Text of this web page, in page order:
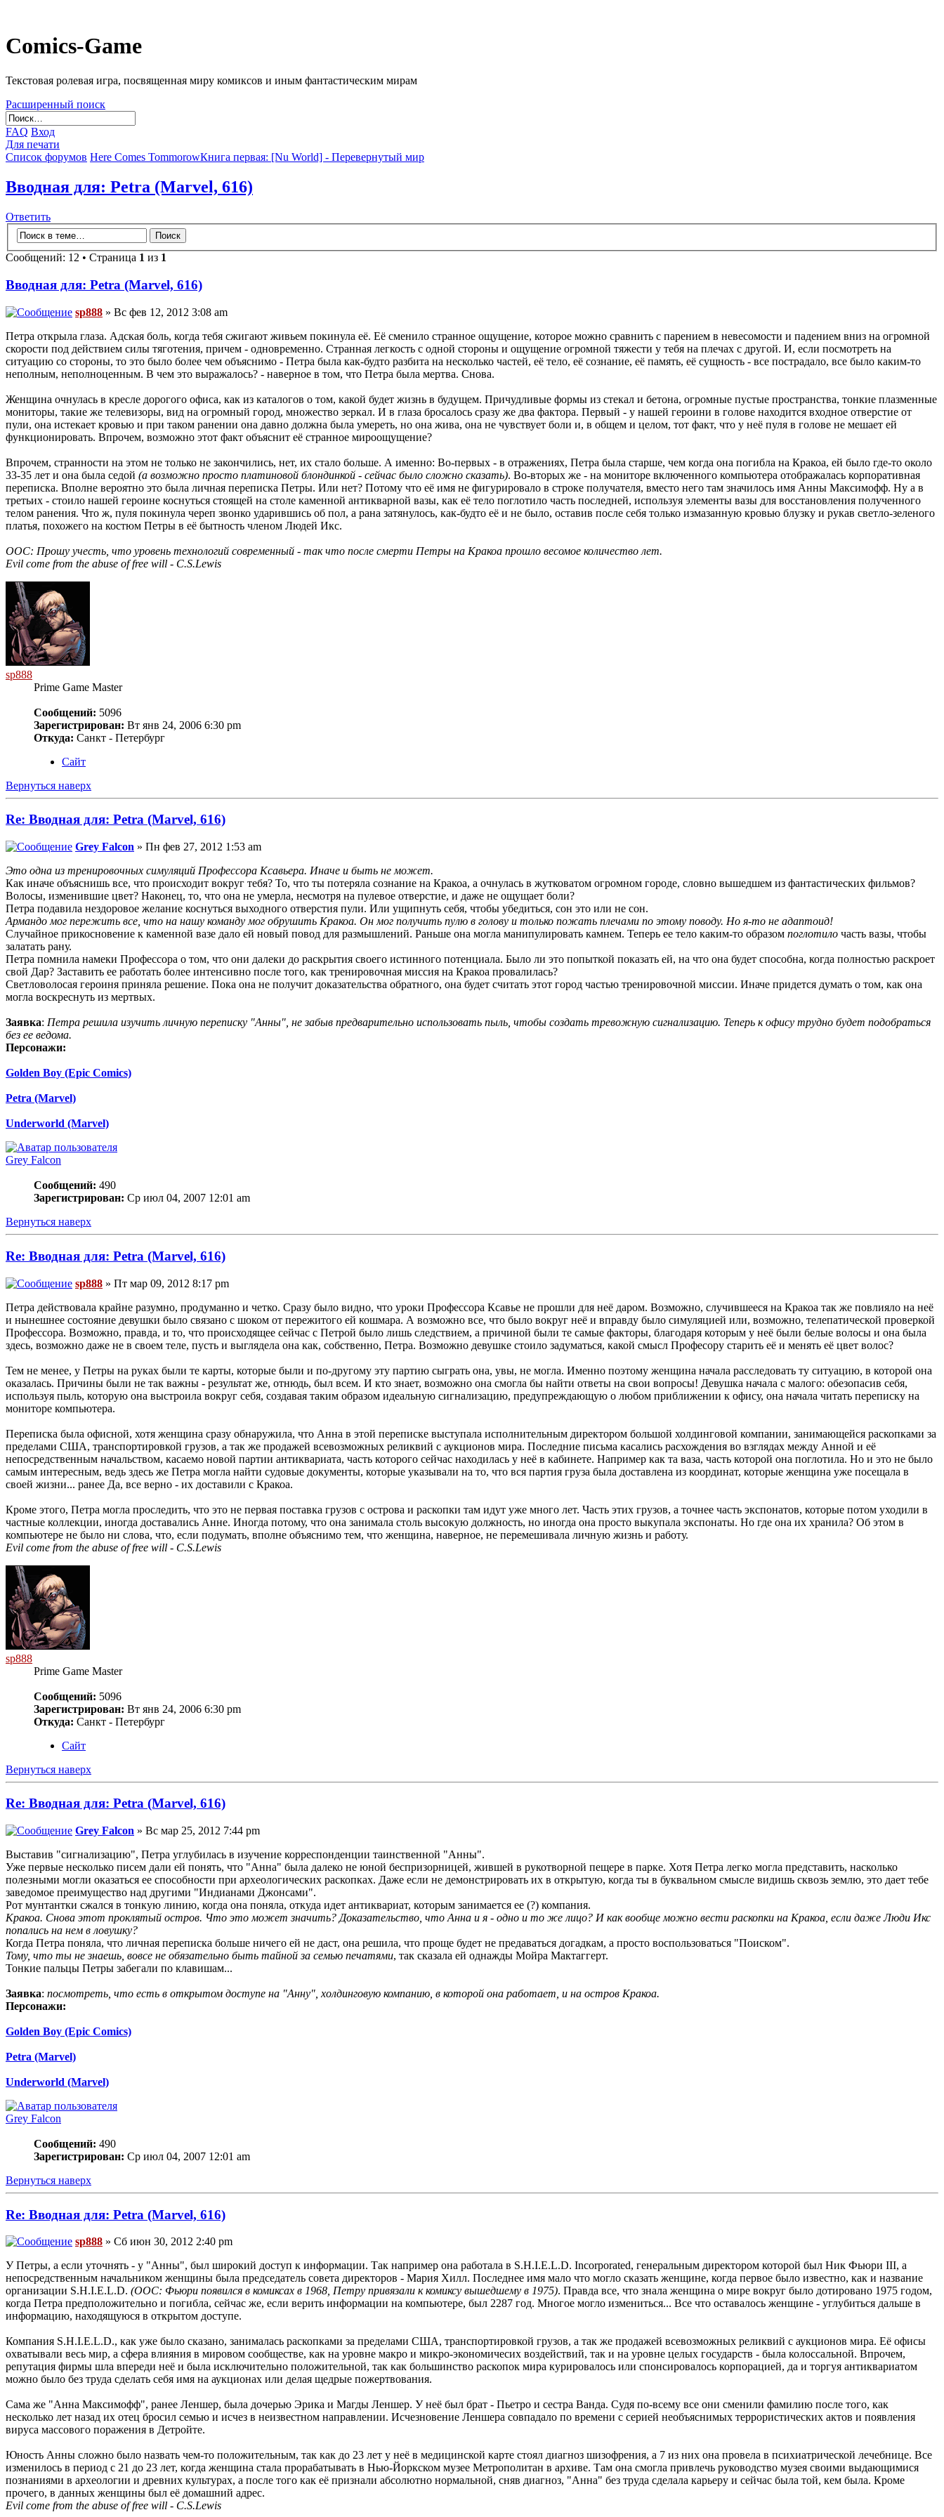
Comics-Game
Текстовая ролевая игра, посвященная миру комиксов и иным фантастическим мирам
Расширенный поиск
FAQ Вход
Для печати
Список форумов Here Comes TommorowКнига первая: [Nu World] - Перевернутый мир
Вводная для: Petra (Marvel, 616)
Ответить
Сообщений: 12 • Страница 1 из 1
Вводная для: Petra (Marvel, 616)
sp888 » Вс фев 12, 2012 3:08 am
Петра открыла глаза. Адская боль, когда тебя сжигают живьем покинула её. Её сменило странное ощущение, которое можно сравнить с парением в невесомости и падением вниз на огромной
скорости под действием силы тяготения, причем - одновременно. Странная легкость с одной стороны и ощущение огромной тяжести у тебя на плечах с другой. И, если посмотреть на
ситуацию со стороны, то это было более чем объяснимо - Петра была как-будто разбита на несколько частей, её тело, её сознание, её память, её сущность - все пострадало, все было каким-то
неполным, неполноценным. В чем это выражалось? - наверное в том, что Петра была мертва. Снова.
Женщина очнулась в кресле дорогого офиса, как из каталогов о том, какой будет жизнь в будущем. Причудливые формы из стекал и бетона, огромные пустые пространства, тонкие плазменные
мониторы, такие же телевизоры, вид на огромный город, множество зеркал. И в глаза бросалось сразу же два фактора. Первый - у нашей героини в голове находится входное отверстие от
пули, она истекает кровью и при таком ранении она давно должна была умереть, но она жива, она не чувствует боли и, в общем и целом, тот факт, что у неё пуля в голове не мешает ей
функционировать. Впрочем, возможно этот факт объяснит её странное мироощущение?
Впрочем, странности на этом не только не закончились, нет, их стало больше. А именно: Во-первых - в отражениях, Петра была старше, чем когда она погибла на Кракоа, ей было где-то около
33-35 лет и она была седой (а возможно просто платиновой блондинкой - сейчас было сложно сказать). Во-вторых же - на мониторе включенного компьютера отображалась корпоративная
переписка. Вполне вероятно это была личная переписка Петры. Или нет? Потому что её имя не фигурировало в строке получателя, вместо него там значилось имя Анны Максимофф. Ну а в
третьих - стоило нашей героине коснуться стоящей на столе каменной антикварной вазы, как её тело поглотило часть последней, используя элементы вазы для восстановления полученного
телом ранения. Что ж, пуля покинула череп звонко ударившись об пол, а рана затянулось, как-будто её и не было, оставив после себя только измазанную кровью блузку и рукав светло-зеленого
платья, похожего на костюм Петры в её бытность членом Людей Икс.
ООС: Прошу учесть, что уровень технологий современный - так что после смерти Петры на Кракоа прошло весомое количество лет.
Evil come from the abuse of free will - C.S.Lewis
sp888
Prime Game Master
Сообщений: 5096
Зарегистрирован: Вт янв 24, 2006 6:30 pm
Откуда: Санкт - Петербург
Сайт
Вернуться наверх
Re: Вводная для: Petra (Marvel, 616)
Grey Falcon » Пн фев 27, 2012 1:53 am
Это одна из тренировочных симуляций Профессора Ксавьера. Иначе и быть не может.
Как иначе объяснишь все, что происходит вокруг тебя? То, что ты потеряла сознание на Кракоа, а очнулась в жутковатом огромном городе, словно вышедшем из фантастических фильмов?
Волосы, изменившие цвет? Наконец, то, что она не умерла, несмотря на пулевое отверстие, и даже не ощущает боли?
Петра подавила нездоровое желание коснуться выходного отверстия пули. Или ущипнуть себя, чтобы убедиться, сон это или не сон.
Армандо мог пережить все, что на нашу команду мог обрушить Кракоа. Он мог получить пулю в голову и только пожать плечами по этому поводу. Но я-то не адаптоид!
Случайное прикосновение к каменной вазе дало ей новый повод для размышлений. Раньше она могла манипулировать камнем. Теперь ее тело каким-то образом поглотило часть вазы, чтобы
залатать рану.
Петра помнила намеки Профессора о том, что они далеки до раскрытия своего истинного потенциала. Было ли это попыткой показать ей, на что она будет способна, когда полностью раскроет
свой Дар? Заставить ее работать более интенсивно после того, как тренировочная миссия на Кракоа провалилась?
Светловолосая героиня приняла решение. Пока она не получит доказательства обратного, она будет считать этот город частью тренировочной миссии. Иначе придется думать о том, как она
могла воскреснуть из мертвых.
Заявка: Петра решила изучить личную переписку "Анны", не забыв предварительно использовать пыль, чтобы создать тревожную сигнализацию. Теперь к офису трудно будет подобраться
без ее ведома.
Персонажи:
Golden Boy (Epic Comics)
Petra (Marvel)
Underworld (Marvel)
Grey Falcon
Сообщений: 490
Зарегистрирован: Ср июл 04, 2007 12:01 am
Вернуться наверх
Re: Вводная для: Petra (Marvel, 616)
sp888 » Пт мар 09, 2012 8:17 pm
Петра действовала крайне разумно, продуманно и четко. Сразу было видно, что уроки Профессора Ксавье не прошли для неё даром. Возможно, случившееся на Кракоа так же повлияло на неё
и нынешнее состояние девушки было связано с шоком от пережитого ей кошмара. А возможно все, что было вокруг неё и вправду было симуляцией или, возможно, телепатической проверкой
Профессора. Возможно, правда, и то, что происходящее сейчас с Петрой было лишь следствием, а причиной были те самые факторы, благодаря которым у неё были белые волосы и она была
здесь, возможно даже не в своем теле, пусть и выглядела она как, собственно, Петра. Возможно девушке стоило задуматься, какой смысл Професору старить её и менять её цвет волос?
Тем не менее, у Петры на руках были те карты, которые были и по-другому эту партию сыграть она, увы, не могла. Именно поэтому женщина начала расследовать ту ситуацию, в которой она
оказалась. Причины были не так важны - результат же, отнюдь, был всем. И кто знает, возможно она смогла бы найти ответы на свои вопросы! Девушка начала с малого: обезопасив себя,
используя пыль, которую она выстроила вокруг себя, создавая таким образом идеальную сигнализацию, предупреждающую о любом приближении к офису, она начала читать переписку на
мониторе компьютера.
Переписка была офисной, хотя женщина сразу обнаружила, что Анна в этой переписке выступала исполнительным директором большой холдинговой компании, занимающейся раскопками за
пределами США, транспортировкой грузов, а так же продажей всевозможных реликвий с аукционов мира. Последние письма касались расхождения во взглядах между Анной и её
непосредственным начальством, касаемо новой партии антиквариата, часть которого сейчас находилась у неё в кабинете. Например как та ваза, часть которой она поглотила. Но и это не было
самым интересным, ведь здесь же Петра могла найти судовые документы, которые указывали на то, что вся партия груза была доставлена из координат, которые женщина уже посещала в
своей жизни... ранее Да, все верно - их доставили с Кракоа.
Кроме этого, Петра могла проследить, что это не первая поставка грузов с острова и раскопки там идут уже много лет. Часть этих грузов, а точнее часть экспонатов, которые потом уходили в
частные коллекции, иногда доставались Анне. Иногда потому, что она занимала столь высокую должность, но иногда она просто выкупала экспонаты. Но где она их хранила? Об этом в
компьютере не было ни слова, что, если подумать, вполне объяснимо тем, что женщина, наверное, не перемешивала личную жизнь и работу.
Evil come from the abuse of free will - C.S.Lewis
sp888
Prime Game Master
Сообщений: 5096
Зарегистрирован: Вт янв 24, 2006 6:30 pm
Откуда: Санкт - Петербург
Сайт
Вернуться наверх
Re: Вводная для: Petra (Marvel, 616)
Grey Falcon » Вс мар 25, 2012 7:44 pm
Выставив "сигнализацию", Петра углубилась в изучение корреспонденции таинственной "Анны".
Уже первые несколько писем дали ей понять, что "Анна" была далеко не юной беспризорницей, жившей в рукотворной пещере в парке. Хотя Петра легко могла представить, насколько
полезными могли оказаться ее способности при археологических раскопках. Даже если не демонстрировать их в открытую, когда ты в буквальном смысле видишь сквозь землю, это дает тебе
заведомое преимущество над другими "Индианами Джонсами".
Рот мунтантки сжался в тонкую линию, когда она поняла, откуда идет антиквариат, которым занимается ее (?) компания.
Кракоа. Снова этот проклятый остров. Что это может значить? Доказательство, что Анна и я - одно и то же лицо? И как вообще можно вести раскопки на Кракоа, если даже Люди Икс
попались на нем в ловушку?
Когда Петра поняла, что личная переписка больше ничего ей не даст, она решила, что проще будет не предаваться догадкам, а просто воспользоваться "Поиском".
Тому, что ты не знаешь, вовсе не обязательно быть тайной за семью печатями, так сказала ей однажды Мойра Мактаггерт.
Тонкие пальцы Петры забегали по клавишам...
Заявка: посмотреть, что есть в открытом доступе на "Анну", холдинговую компанию, в которой она работает, и на остров Кракоа.
Персонажи:
Golden Boy (Epic Comics)
Petra (Marvel)
Underworld (Marvel)
Grey Falcon
Сообщений: 490
Зарегистрирован: Ср июл 04, 2007 12:01 am
Вернуться наверх
Re: Вводная для: Petra (Marvel, 616)
sp888 » Сб июн 30, 2012 2:40 pm
У Петры, а если уточнять - у "Анны", был широкий доступ к информации. Так например она работала в S.H.I.E.L.D. Incorporated, генеральным директором которой был Ник Фьюри III, а
непосредственным начальником женщины была председатель совета директоров - Мария Хилл. Последнее имя мало что могло сказать женщине, когда первое было известно, как и название
организации S.H.I.E.L.D. (ООС: Фьюри появился в комиксах в 1968, Петру привязали к комиксу вышедшему в 1975). Правда все, что знала женщина о мире вокруг было дотировано 1975 годом,
когда Петра предположительно и погибла, сейчас же, если верить информации на компьютере, был 2287 год. Многое могло измениться... Все что оставалось женщине - углубиться дальше в
информацию, находящуюся в открытом доступе.
Компания S.H.I.E.L.D., как уже было сказано, занималась раскопками за пределами США, транспортировкой грузов, а так же продажей всевозможных реликвий с аукционов мира. Её офисы
охватывали весь мир, а сфера влияния в мировом сообществе, как на уровне макро и микро-экономичесих воздействий, так и на уровне целых государств - была колоссальной. Впрочем,
репутация фирмы шла впереди неё и была исключительно положительной, так как большинство раскопок мира курировалось или спонсировалось корпорацией, да и торгуя антиквариатом
можно было без труда сделать себя имя на аукционах или делая щедрые пожертвования.
Сама же "Анна Максимофф", ранее Леншер, была дочерью Эрика и Магды Леншер. У неё был брат - Пьетро и сестра Ванда. Судя по-всему все они сменили фамилию после того, как
несколько лет назад их отец бросил семью и исчез в неизвестном направлении. Исчезновение Леншера совпадало по времени с серией необъяснимых террористических актов и появления
вируса массового поражения в Детройте.
Юность Анны сложно было назвать чем-то положительным, так как до 23 лет у неё в медицинской карте стоял диагноз шизофрения, а 7 из них она провела в психиатрической лечебнице. Все
изменилось в период с 21 до 23 лет, когда женщина стала прорабатывать в Нью-Йоркском музее Метрополитан в архиве. Там она смогла привлечь руководство музея своими выдающимися
познаниями в археологии и древних культурах, а после того как её признали абсолютно нормальной, сняв диагноз, "Анна" без труда сделала карьеру и сейчас была той, кем была. Кроме
прочего, в данных женщины был её домашний адрес.
Evil come from the abuse of free will - C.S.Lewis